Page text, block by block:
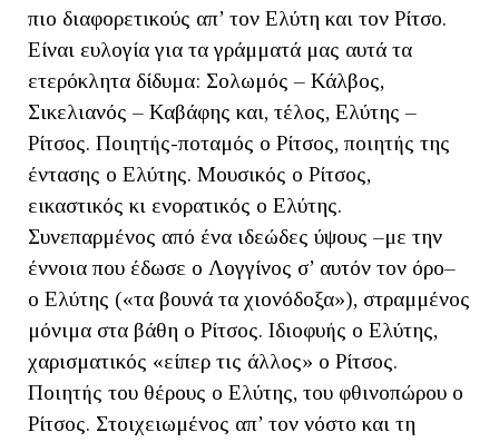
πιο διαφορετικούς απ’ τον Ελύτη και τον Ρίτσο.
Είναι ευλογία για τα γράμματά μας αυτά τα
ετερόκλητα δίδυμα: Σολωμός – Κάλβος,
Σικελιανός – Καβάφης και, τέλος, Ελύτης –
Ρίτσος. Ποιητής-ποταμός ο Ρίτσος, ποιητής της
έντασης ο Ελύτης. Μουσικός ο Ρίτσος,
εικαστικός κι ενορατικός ο Ελύτης.
Συνεπαρμένος από ένα ιδεώδες ύψους –με την
έννοια που έδωσε ο Λογγίνος σ’ αυτόν τον όρο–
ο Ελύτης («τα βουνά τα χιονόδοξα»), στραμμένος
μόνιμα στα βάθη ο Ρίτσος. Ιδιοφυής ο Ελύτης,
χαρισματικός «είπερ τις άλλος» ο Ρίτσος.
Ποιητής του θέρους ο Ελύτης, του φθινοπώρου ο
Ρίτσος. Στοιχειωμένος απ’ τον νόστο και τη